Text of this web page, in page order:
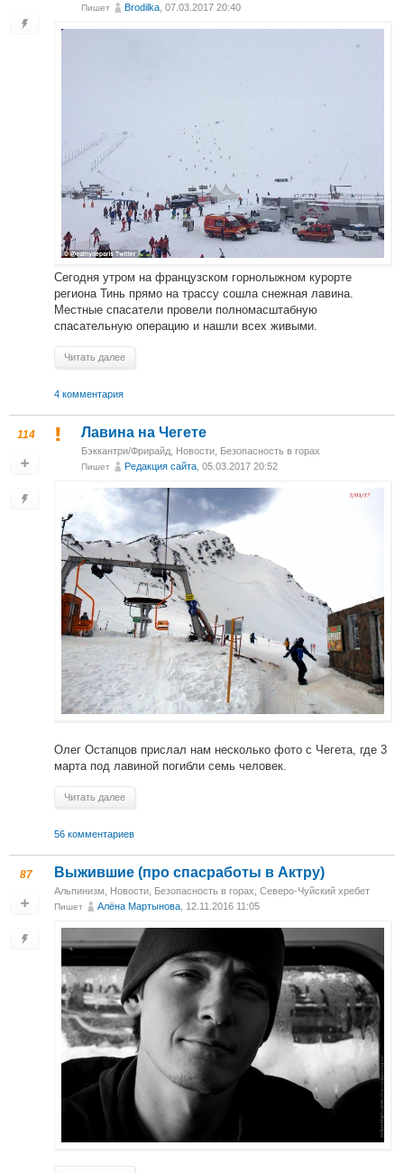
Пишет Brodilka , 07.03.2017 20:40
Сегодня утром на французском горнолыжном курорте
региона Тинь прямо на трассу сошла снежная лавина.
Местные спасатели провели полномасштабную
спасательную операцию и нашли всех живыми.
Читать далее
4 комментария
114 Лавина на Чегете
Бэккантри/Фрирайд Новости Безопасность в горах
Пишет Редакция сайта , 05.03.2017 20:52
Олег Остапцов прислал нам несколько фото с Чегета, где 3
марта под лавиной погибли семь человек.
Читать далее
56 комментариев
87 Выжившие (про спасработы в Актру)
Альпинизм Новости Безопасность в горах Северо-Чуйский хребет
Пишет Алёна Мартынова , 12.11.2016 11:05